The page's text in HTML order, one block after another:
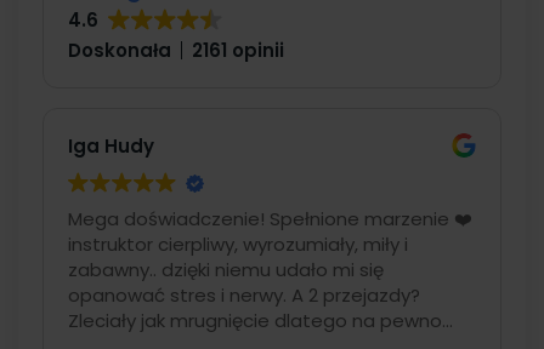
4.6
Doskonała
2161 opinii
Iga Hudy
Mega doświadczenie! Spełnione marzenie ❤️
instruktor cierpliwy, wyrozumiały, miły i
zabawny.. dzięki niemu udało mi się
opanować stres i nerwy. A 2 przejazdy?
Zleciały jak mrugnięcie dlatego na pewno